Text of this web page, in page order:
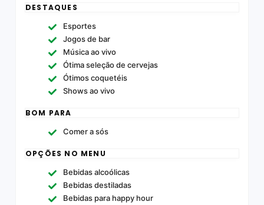
DESTAQUES
Esportes
Jogos de bar
Música ao vivo
Ótima seleção de cervejas
Ótimos coquetéis
Shows ao vivo
BOM PARA
Comer a sós
OPÇÕES NO MENU
Bebidas alcoólicas
Bebidas destiladas
Bebidas para happy hour